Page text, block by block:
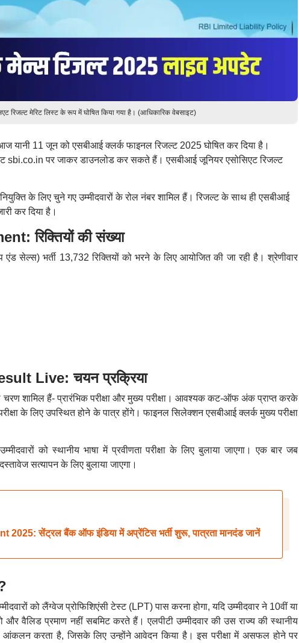
रिजल्ट मेरिट लिस्ट के रूप में घोषित किया गया है। (आधिकारिक वेबसाइट)
11 जून को एसबीआई क्लर्क फाइनल रिजल्ट 2025 घोषित कर दिया है।
sbi.co.in पर जाकर डाउनलोड कर सकते हैं। एसबीआई जूनियर एसोसिएट रिजल्ट
के लिए चुने गए उम्मीदवारों के रोल नंबर शामिल हैं। रिजल्ट के साथ ही एसबीआई
कर दिया है।
रिक्तियों की संख्या
सेल्स) भर्ती 13,732 रिक्तियों को भरने के लिए आयोजित की जा रही है। श्रेणीवार
Live: चयन प्रक्रिया
शामिल हैं- प्रारंभिक परीक्षा और मुख्य परीक्षा। आवश्यक कट-ऑफ अंक प्राप्त करके
के लिए उपस्थित होने के पात्र होंगे। फाइनल सिलेक्शन एसबीआई क्लर्क मुख्य परीक्षा
को स्थानीय भाषा में प्रवीणता परीक्षा के लिए बुलाया जाएगा। एक बार जब
दस्तावेज सत्यापन के लिए बुलाया जाएगा।
सेंट्रल बैंक ऑफ इंडिया में अप्रेंटिस भर्ती शुरू, पात्रता मानदंड जानें
को लैंग्वेज प्रोफिशिएंसी टेस्ट (LPT) पास करना होगा, यदि उम्मीदवार ने 10वीं या
और वैलिड प्रमाण नहीं सबमिट करते हैं। एलपीटी उम्मीदवार की उस राज्य की स्थानीय
आंकलन करता है, जिसके लिए उन्होंने आवेदन किया है। इस परीक्षा में असफल होने पर